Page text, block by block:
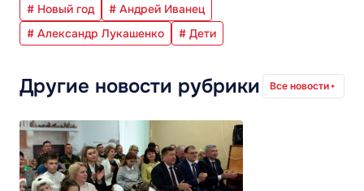
# Новый год
# Андрей Иванец
# Александр Лукашенко
# Дети
Другие новости рубрики Все новости